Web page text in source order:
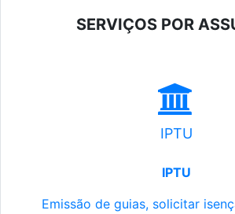
SERVIÇOS POR
IPTU
IPTU
Emissão de guias, solicitar